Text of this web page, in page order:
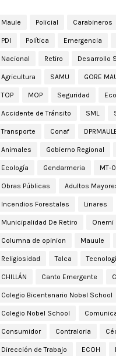
Maule Policial Carabineros
PDI Política Emergencia
Nacional Retiro Desarrollo
Agricultura SAMU GORE
TOP MOP Seguridad
Accidente de Tránsito SML
Transporte Conaf
Animales Gobierno Regional
Ecología Gendarmeria MT-0
Obras Públicas Adultos
Incendios Forestales Linares
Municipalidad De Retiro Onemi
Columna de opinion Mauule
Religiosidad Talca
CHILLÁN Canto Emergente
Colegio Bicentenario Nobel School
Colegio Nobel School
Consumidor Contraloria
Dirección de Trabajo ECOH